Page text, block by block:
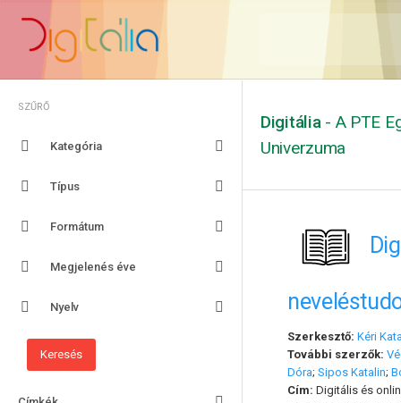
SZŰRŐ
Kategória
Típus
Formátum
Megjelenés éve
Nyelv
Digitália - A PTE
Univerzuma
Szerkesztő: Kéri
További szerzők:
Dóra; Sipos Katalin;
Cím: Digitális és